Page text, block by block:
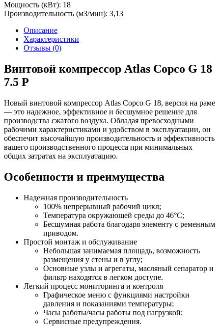
Мощность (кВт): 18
Производительность (м3/мин): 3,13
Описание
Характеристики
Отзывы (0)
Винтовой компрессор Atlas Copco G 18
7.5 P
Новый винтовой компрессор Atlas Copco G 18, версия на раме
— это надежное, эффективное и бесшумное решение для
производства сжатого воздуха. Обладая превосходными
рабочими характеристиками и удобством в эксплуатации, он
обеспечит высочайшую производительность и эффективность
вашего производственного процесса при минимальных
общих затратах на эксплуатацию.
Особенности и преимущества
Надежная производительность
100% непрерывный рабочий цикл;
Температура окружающей среды до 46°C;
Бесшумная работа благодаря элементу с ременным
приводом.
Простой монтаж и обслуживание
Небольшая занимаемая площадь, возможность
размещения у стены и в углу;
Основные узлы и агрегаты, масляный сепаратор и
фильтр находятся в легком доступе.
Легкий процесс мониторинга и контроля
Графическое меню с функциями настройки
давления и показаниями температуры;
Часы работы/часы работы под нагрузкой;
Сервисные предупреждения.